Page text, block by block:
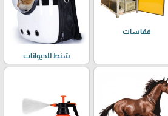
فقاسات
شنط للحيوانات